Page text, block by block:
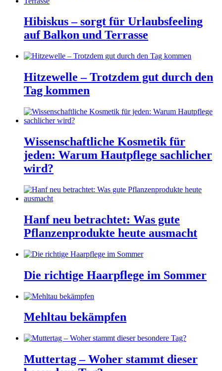
Hibiskus – sorgt für Urlaubsfeeling
auf Balkon und Terrasse
Hitzewelle – Trotzdem gut durch den
Tag kommen
Wissenschaftliche Kosmetik für
jeden: Warum Hautpflege sachlicher
wird?
Hanf neu betrachtet: Was gute
Pflanzenprodukte heute ausmacht
Die richtige Haarpflege im Sommer
Mehltau bekämpfen
Muttertag – Woher stammt dieser